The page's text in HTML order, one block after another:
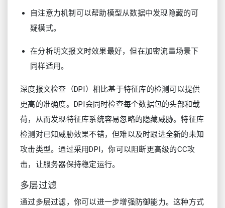
自注意力机制可以帮助模型从数据中发现隐藏的可
疑模式。
在分析明文报文时效果最好，但在加密流量场景下
同样适用。
深度报文检查（DPI）相比基于特征库的检测可以提供
更高的准确度。DPI会同时检查每个数据包的头部和载
荷，从而发现特征库系统容易忽略的隐藏威胁。特征库
检测对已知威胁效果不错，但难以及时跟进全新的未知
攻击类型。通过采用DPI，你可以阻断更高级的CC攻
击，让服务器保持稳定运行。
多层过滤
通过多层过滤，你可以进一步增强防御能力。这种方式